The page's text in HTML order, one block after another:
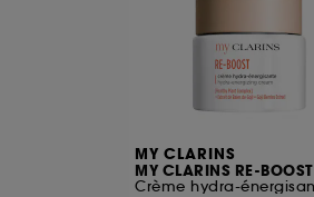
MY CLARINS
MY CLARINS RE-BOOST